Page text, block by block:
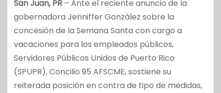
San Juan, PR– Ante el reciente anuncio de la
gobernadora Jenniffer González sobre la
concesión de la Semana Santa con cargo a
vacaciones para los empleados públicos,
Servidores Públicos Unidos de Puerto Rico
(SPUPR), Concilio 95 AFSCME, sostiene su
reiterada posición en contra de tipo de medidas,